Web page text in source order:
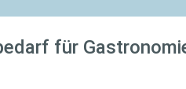
für